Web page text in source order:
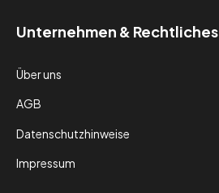
Unternehmen & Rechtliches
Über uns
AGB
Datenschutzhinweise
Impressum